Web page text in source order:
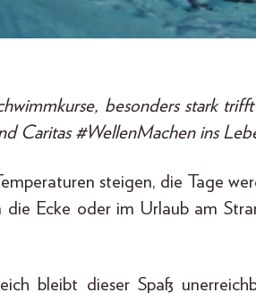
besonders stark trifft
Caritas #WellenMachen ins
steigen, die Tage
die Ecke oder im Urlaub am
bleibt dieser Spaß